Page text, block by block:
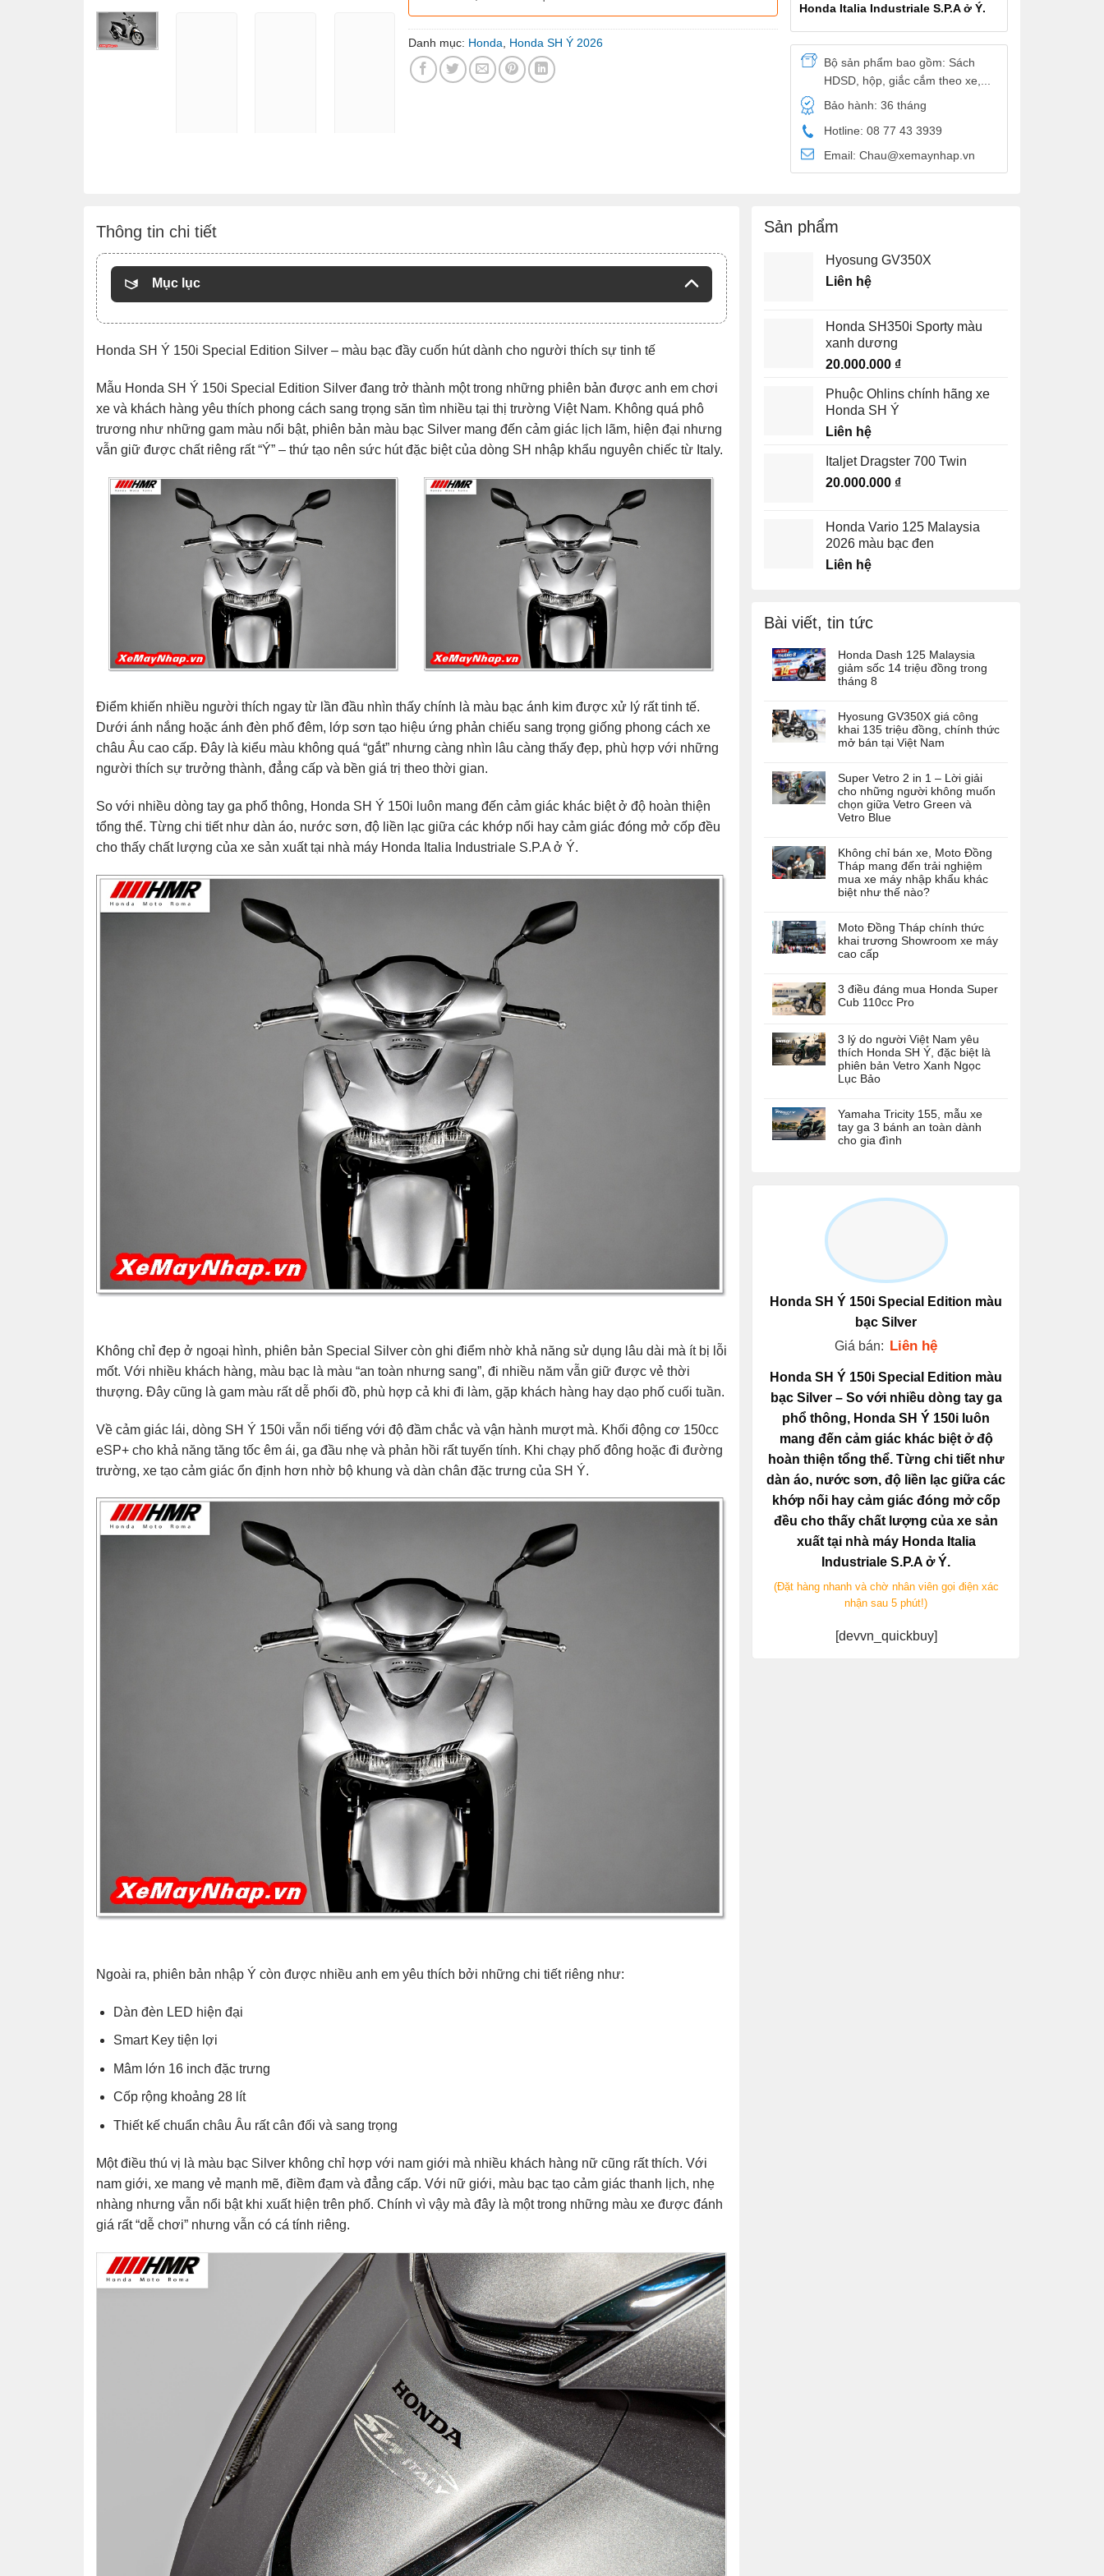
Danh mục: Honda Honda SH Ý 2026
Honda Italia Industriale S.P.A ở Ý.
Bộ sản phẩm bao gồm: Sách
HDSD, hộp, giắc cắm theo xe,...
Bảo hành: 36 tháng
Hotline: 08 77 43 3939
Email: Chau@xemaynhap.vn
Thông tin chi tiết
Mục lục
Honda SH Ý 150i Special Edition Silver – màu bạc đầy cuốn hút dành cho người thích sự tinh tế
Mẫu Honda SH Ý 150i Special Edition Silver đang trở thành một trong những phiên bản được anh em chơi
xe và khách hàng yêu thích phong cách sang trọng săn tìm nhiều tại thị trường Việt Nam. Không quá phô
trương như những gam màu nổi bật, phiên bản màu bạc Silver mang đến cảm giác lịch lãm, hiện đại nhưng
vẫn giữ được chất riêng rất “Ý” – thứ tạo nên sức hút đặc biệt của dòng SH nhập khẩu nguyên chiếc từ Italy.
Điểm khiến nhiều người thích ngay từ lần đầu nhìn thấy chính là màu bạc ánh kim được xử lý rất tinh tế.
Dưới ánh nắng hoặc ánh đèn phố đêm, lớp sơn tạo hiệu ứng phản chiếu sang trọng giống phong cách xe
châu Âu cao cấp. Đây là kiểu màu không quá “gắt” nhưng càng nhìn lâu càng thấy đẹp, phù hợp với những
người thích sự trưởng thành, đẳng cấp và bền giá trị theo thời gian.
So với nhiều dòng tay ga phổ thông, Honda SH Ý 150i luôn mang đến cảm giác khác biệt ở độ hoàn thiện
tổng thể. Từng chi tiết như dàn áo, nước sơn, độ liền lạc giữa các khớp nối hay cảm giác đóng mở cốp đều
cho thấy chất lượng của xe sản xuất tại nhà máy Honda Italia Industriale S.P.A ở Ý.
Không chỉ đẹp ở ngoại hình, phiên bản Special Silver còn ghi điểm nhờ khả năng sử dụng lâu dài mà ít bị lỗi
mốt. Với nhiều khách hàng, màu bạc là màu “an toàn nhưng sang”, đi nhiều năm vẫn giữ được vẻ thời
thượng. Đây cũng là gam màu rất dễ phối đồ, phù hợp cả khi đi làm, gặp khách hàng hay dạo phố cuối tuần.
Về cảm giác lái, dòng SH Ý 150i vẫn nổi tiếng với độ đầm chắc và vận hành mượt mà. Khối động cơ 150cc
eSP+ cho khả năng tăng tốc êm ái, ga đầu nhẹ và phản hồi rất tuyến tính. Khi chạy phố đông hoặc đi đường
trường, xe tạo cảm giác ổn định hơn nhờ bộ khung và dàn chân đặc trưng của SH Ý.
Ngoài ra, phiên bản nhập Ý còn được nhiều anh em yêu thích bởi những chi tiết riêng như:
Dàn đèn LED hiện đại
Smart Key tiện lợi
Mâm lớn 16 inch đặc trưng
Cốp rộng khoảng 28 lít
Thiết kế chuẩn châu Âu rất cân đối và sang trọng
Một điều thú vị là màu bạc Silver không chỉ hợp với nam giới mà nhiều khách hàng nữ cũng rất thích. Với
nam giới, xe mang vẻ mạnh mẽ, điềm đạm và đẳng cấp. Với nữ giới, màu bạc tạo cảm giác thanh lịch, nhẹ
nhàng nhưng vẫn nổi bật khi xuất hiện trên phố. Chính vì vậy mà đây là một trong những màu xe được đánh
giá rất “dễ chơi” nhưng vẫn có cá tính riêng.
Sản phẩm
Hyosung GV350X
Liên hệ
Honda SH350i Sporty màu
xanh dương
20.000.000 ₫
Phuộc Ohlins chính hãng xe
Honda SH Ý
Liên hệ
Italjet Dragster 700 Twin
20.000.000 ₫
Honda Vario 125 Malaysia
2026 màu bạc đen
Liên hệ
Bài viết, tin tức
Honda Dash 125 Malaysia
giảm sốc 14 triệu đồng trong
tháng 8
Hyosung GV350X giá công
khai 135 triệu đồng, chính thức
mở bán tại Việt Nam
Super Vetro 2 in 1 – Lời giải
cho những người không muốn
chọn giữa Vetro Green và
Vetro Blue
Không chỉ bán xe, Moto Đồng
Tháp mang đến trải nghiệm
mua xe máy nhập khẩu khác
biệt như thế nào?
Moto Đồng Tháp chính thức
khai trương Showroom xe máy
cao cấp
3 điều đáng mua Honda Super
Cub 110cc Pro
3 lý do người Việt Nam yêu
thích Honda SH Ý, đặc biệt là
phiên bản Vetro Xanh Ngọc
Lục Bảo
Yamaha Tricity 155, mẫu xe
tay ga 3 bánh an toàn dành
cho gia đình
Honda SH Ý 150i Special Edition màu
bạc Silver
Giá bán: Liên hệ
Honda SH Ý 150i Special Edition màu
bạc Silver – So với nhiều dòng tay ga
phổ thông, Honda SH Ý 150i luôn
mang đến cảm giác khác biệt ở độ
hoàn thiện tổng thể. Từng chi tiết như
dàn áo, nước sơn, độ liền lạc giữa các
khớp nối hay cảm giác đóng mở cốp
đều cho thấy chất lượng của xe sản
xuất tại nhà máy Honda Italia
Industriale S.P.A ở Ý.
(Đặt hàng nhanh và chờ nhân viên gọi điện xác
nhận sau 5 phút!)
[devvn_quickbuy]